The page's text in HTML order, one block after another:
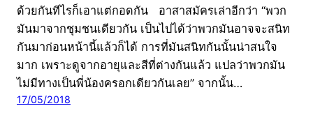
ด้วยกันทีไรก็เอาแต่กอดกัน อาสาสมัครเล่าอีกว่า “พวก
มันมาจากชุมชนเดียวกัน เป็นไปได้ว่าพวกมันอาจจะสนิท
กันมาก่อนหน้านี้แล้วก็ได้ การที่มันสนิทกันนั้นน่าสนใจ
มาก เพราะดูจากอายุและสีที่ต่างกันแล้ว แปลว่าพวกมัน
ไม่มีทางเป็นพี่น้องครอกเดียวกันเลย” จากนั้น…
17/05/2018